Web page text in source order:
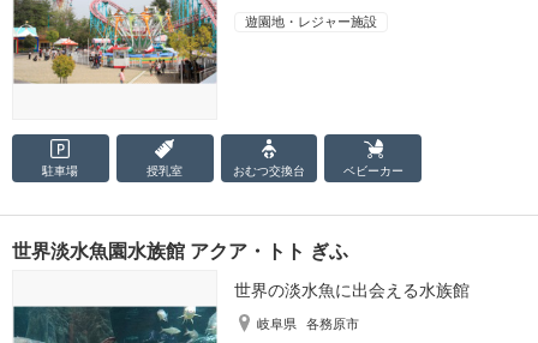
遊園地・レジャー施設
駐車場 授乳室 おむつ交換台 ベビーカー
世界淡水魚園水族館 アクア・トト ぎふ
世界の淡水魚に出会える水族館
岐阜県 各務原市